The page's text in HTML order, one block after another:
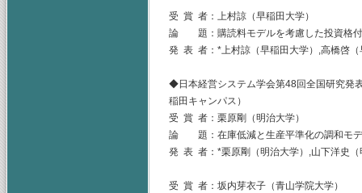
受 賞 者：上村諒（早稲田大学）
論 題：購読料モデルを考慮した投資格付
発 表 者：*上村諒（早稲田大学）,高橋啓
◆日本経営システム学会第48回全国研究発
稲田キャンパス）
受 賞 者：栗原剛（明治大学）
論 題：在庫低減と生産平準化の調和モ
発 表 者：*栗原剛（明治大学）,山下洋史（
受 賞 者：坂内芽衣子（青山学院大学）